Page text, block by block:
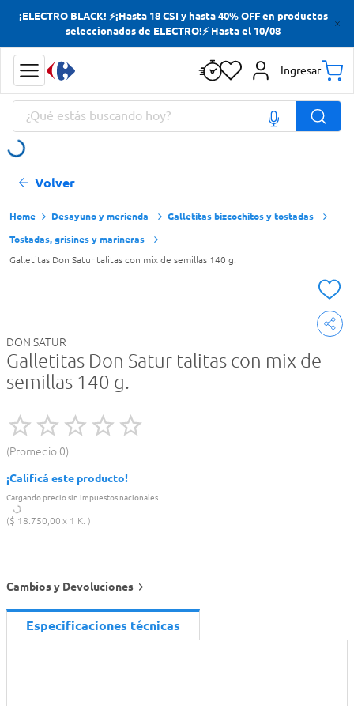
¡ELECTRO BLACK! ⚡¡Hasta 18 CSI y hasta 40% OFF en productos
seleccionados de ELECTRO!⚡ Hasta el 10/08
Ingresar
¿Qué estás buscando hoy?
Volver
Desayuno y merienda
Galletitas bizcochitos y tostadas
Tostadas, grisines y marineras
Galletitas Don Satur talitas con mix de semillas 140 g.
DON SATUR
Galletitas Don Satur talitas con mix de
semillas 140 g.
Promedio 0
¡Calificá este producto!
Cargando precio sin impuestos nacionales
$ 18.750,00 1 K.
Cambios y Devoluciones
Especificaciones técnicas
Términos más buscados
Yerba
Cerveza
Doves
Términos más buscados
Yerba
Cerveza
Doves
Jabon Tocador